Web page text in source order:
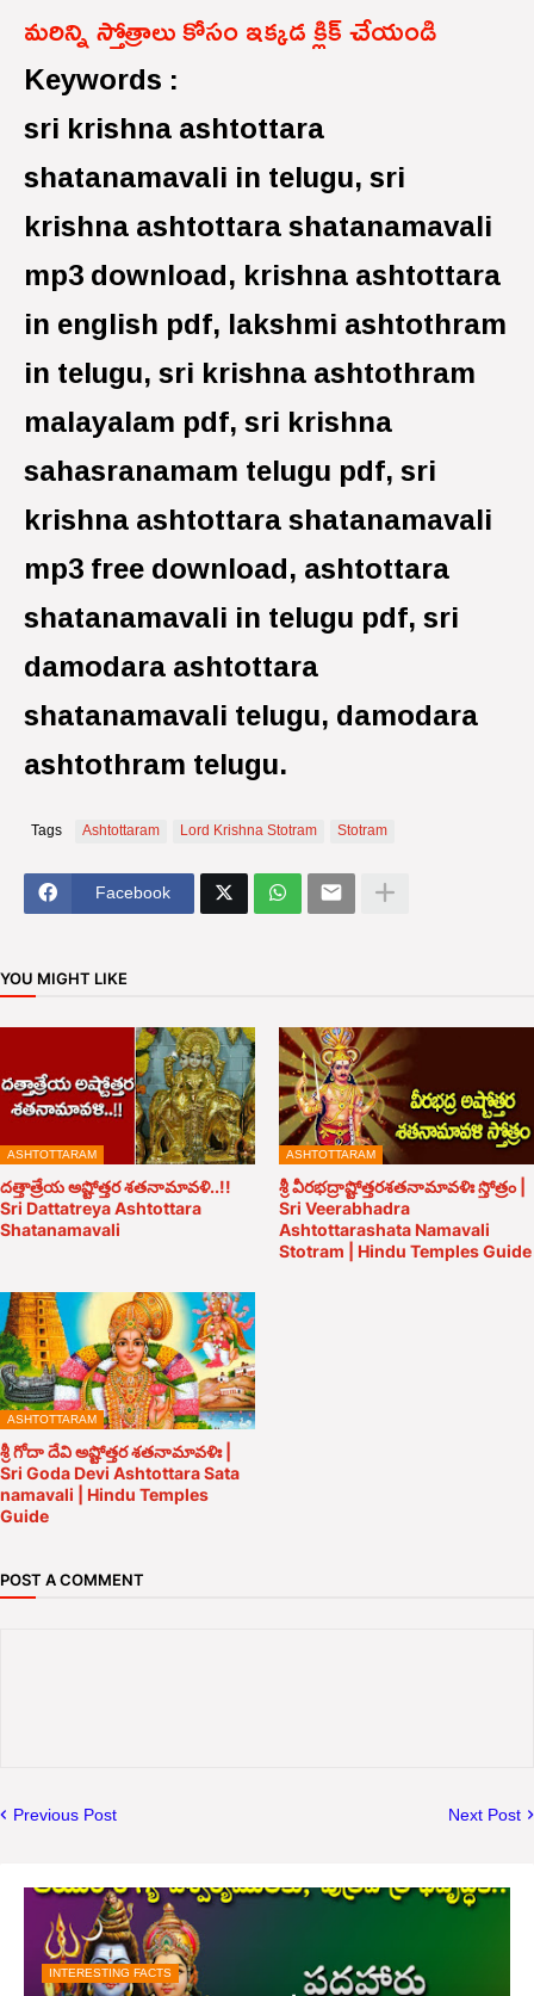
మరిన్ని స్తోత్రాలు కోసం ఇక్కడ క్లిక్ చేయండి
Keywords :
sri krishna ashtottara
shatanamavali in telugu, sri
krishna ashtottara shatanamavali
mp3 download, krishna ashtottara
in english pdf, lakshmi ashtothram
in telugu, sri krishna ashtothram
malayalam pdf, sri krishna
sahasranamam telugu pdf, sri
krishna ashtottara shatanamavali
mp3 free download, ashtottara
shatanamavali in telugu pdf, sri
damodara ashtottara
shatanamavali telugu, damodara
ashtothram telugu.
Tags Ashtottaram Lord Krishna Stotram Stotram
Facebook
YOU MIGHT LIKE
ASHTOTTARAM
దత్తాత్రేయ అష్టోత్తర శతనామావళి..!!
Sri Dattatreya Ashtottara
Shatanamavali
ASHTOTTARAM
శ్రీ వీరభద్రాష్టోత్తరశతనామావళిః స్తోత్రం |
Sri Veerabhadra
Ashtottarashata Namavali
Stotram | Hindu Temples Guide
ASHTOTTARAM
శ్రీ గోదా దేవి అష్టోత్తర శతనామావళిః |
Sri Goda Devi Ashtottara Sata
namavali | Hindu Temples
Guide
POST A COMMENT
Previous Post Next Post
INTERESTING FACTS